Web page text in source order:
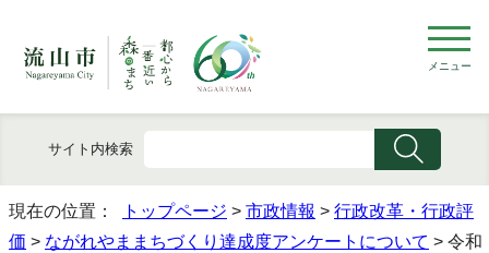
メニュー
サイト内検索
現在の位置： トップページ > 市政情報 > 行政改革・行政評
価 > ながれやままちづくり達成度アンケートについて > 令和